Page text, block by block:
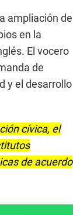
ampliación de
en la
El vocero
de
y el desarrollo
cívica, el
de acuerdo